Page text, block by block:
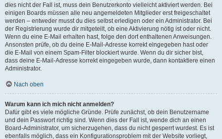
dies nicht der Fall ist, muss dein Benutzerkonto vielleicht aktiviert werden. Bei
einigen Boards müssen alle neu angemeldeten Mitglieder erst freigeschaltet
werden – entweder musst du dies selbst erledigen oder ein Administrator. Bei
der Registrierung wurde dir mitgeteilt, ob eine Aktivierung nötig ist oder nicht.
Wenn du eine E-Mail erhalten hast, folge den dort enthaltenen Anweisungen.
Ansonsten prüfe, ob du deine E-Mail-Adresse korrekt eingegeben hast oder
die E-Mail von einem Spam-Filter blockiert wurde. Wenn du dir sicher bist,
dass deine E-Mail-Adresse korrekt eingegeben wurde, dann kontaktiere einen
Administrator.
Nach oben
Warum kann ich mich nicht anmelden?
Dafür gibt es viele mögliche Gründe. Prüfe zunächst, ob dein Benutzername
und dein Passwort richtig sind. Wenn dies der Fall ist, wende dich an einen
Board-Administrator, um sicherzugehen, dass du nicht gesperrt wurdest. Es ist
ebenfalls möglich, dass ein Konfigurationsproblem mit der Website vorliegt,